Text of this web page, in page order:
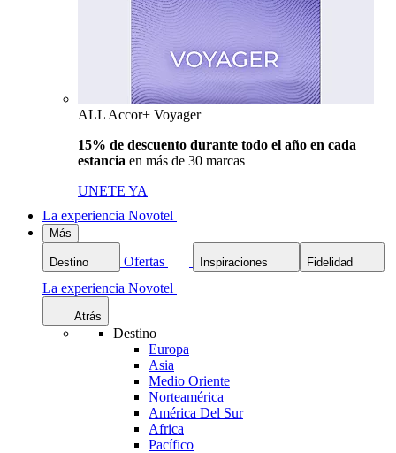
ALL Accor+ Voyager
15% de descuento durante todo el año en cada
estancia en más de 30 marcas
UNETE YA
La experiencia Novotel
Más
Destino Ofertas Inspiraciones Fidelidad
La experiencia Novotel
Atrás
Destino
Europa
Asia
Medio Oriente
Norteamérica
América Del Sur
Africa
Pacífico